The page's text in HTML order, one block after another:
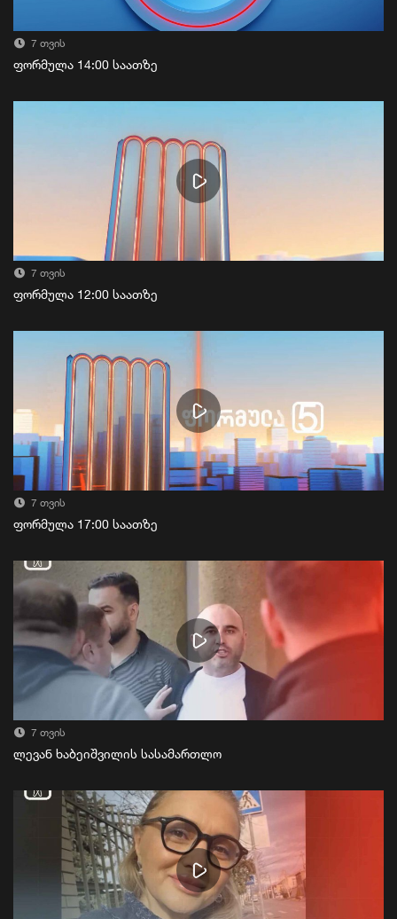
7 თვის
ფორმულა 14:00 საათზე
7 თვის
ფორმულა 12:00 საათზე
7 თვის
ფორმულა 17:00 საათზე
7 თვის
ლევან ხაბეიშვილის სასამართლო